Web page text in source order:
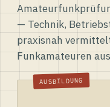
— Technik,
praxisnah
Funkamateuren